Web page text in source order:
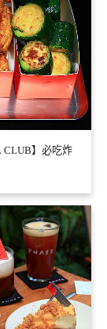
CLUB】必吃炸